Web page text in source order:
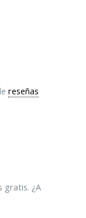
reseñas
gratis. ¿A